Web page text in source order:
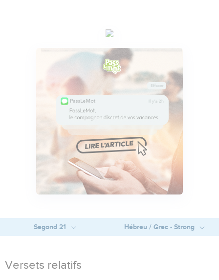
Segond 21 Hébreu / Grec - Strong
Versets relatifs